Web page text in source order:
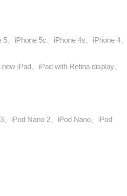
、iPhone 5c、iPhone 4s、iPhone 4、
iPad、iPad with Retina display、
、iPod Nano 2、iPod Nano、iPod